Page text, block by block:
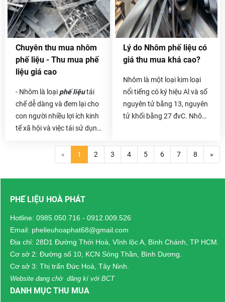
cao tầng, nhà máy xây
dựng, đóng tàu, cầu đường,
…Tất cả đều sử dụng một
Kéo theo đó là lượng sắt
thải ra cũng không hề nhỏ.
Số phế liệu thải ra đó vừa
làm tốn diện tích kho bãi
của bạn vừa làm ô nhiễm
môi trường. Vậy thì chẳng
có lý do gì để bạn không
thường lo lắng về vấn đề
này.
Chuyên thu mua nhôm
phế liệu - Thu mua phế
liệu giá cao
- Nhôm là loạiphế liệutái
chế dễ dàng và đem lại cho
con người nhiều lợi ích kinh
tế xã hội và việc tái sử dụng
bảo vệ, môi trường của
chúng ta cũng trở nên xanh
sạch đẹp hơn. Và khoảng
2021,Phế liệu Hòa Phát
mua nhôm phế liệu
hoàn tất giao dịch thu mua
tặng hơn 20 triệu hoa hồng
dành cho khách hàng giới
Lý do Nhôm phế liệu có
giá thu mua khá cao?
Nhôm là một loại kim loại
nổi tiếng có ký hiệu Al và số
nguyên tử bằng 13, nguyên
tử khối bằng 27 đvC. Nhôm
thấp và có khả năng chống
ăn mòn hiện tượng thụ
động. Các thành phần cấu
lĩnh vực khác của giao
« 1 2 3 4 5 6 7 8 »
PHẾ LIỆU HOÀ PHÁT
Hotline: 0985.050.716 - 0912.009.526
Email: phelieuhoaphat68@gmail.com
Địa chỉ: 28D1 Đường Thới Hoà, Vĩnh lộc A, Bình Chánh, TP HCM.
Cơ sở 2: Đường số 10, KCN Sóng Thần, Bình Dương.
Cơ sở 3: Thị trấn Đức Hoà, Tây Ninh.
Website đang chờ đăng kí với BCT
DANH MỤC THU MUA